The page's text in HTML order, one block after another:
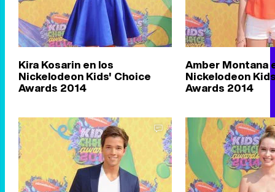
Kira Kosarin en los
Nickelodeon Kids' Choice
Awards 2014
Amber Montana
Nickelodeon
Awards 2014